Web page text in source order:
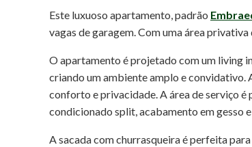
Este luxuoso apartamento, padrão
vagas de garagem. Com uma área
O apartamento é projetado com um living
criando um ambiente amplo e convidativo.
conforto e privacidade. A área de serviço é
condicionado split, acabamento em gesso
A sacada com churrasqueira é perfeita